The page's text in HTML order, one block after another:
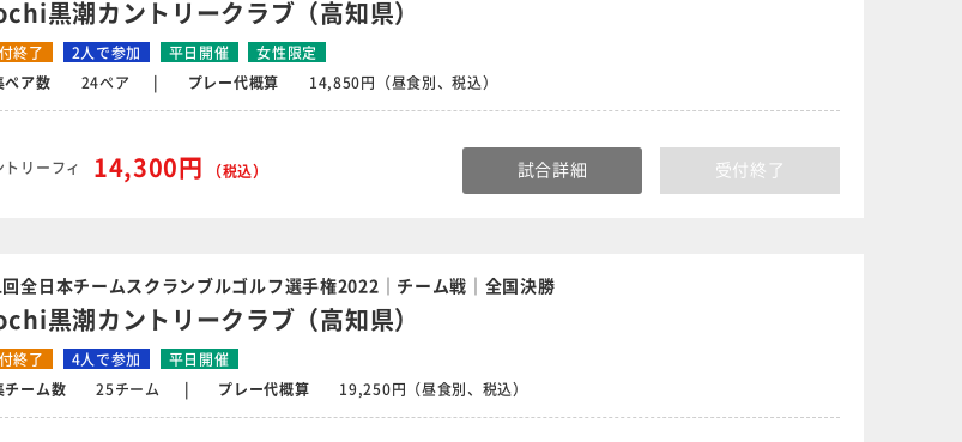
黒潮カントリークラブ（高知県）
終了 2人で参加 平日開催 女性限定
ペア数 24ペア プレー代概算 14,850円（昼食別、税込）
トリーフィ 14,300円 （税込） 試合詳細 受付終了
全日本チームスクランブルゴルフ選手権2022｜チーム戦｜全国決勝
黒潮カントリークラブ（高知県）
終了 4人で参加 平日開催
チーム数 25チーム プレー代概算 19,250円（昼食別、税込）